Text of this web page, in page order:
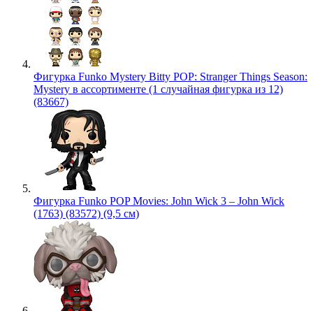
Фигурка Funko Mystery Bitty POP: Stranger Things Season:
Mystery в ассортименте (1 случайная фигурка из 12)
(83667)
Фигурка Funko POP Movies: John Wick 3 – John Wick
(1763) (83572) (9,5 см)